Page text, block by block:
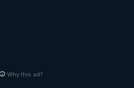
Why this ad?